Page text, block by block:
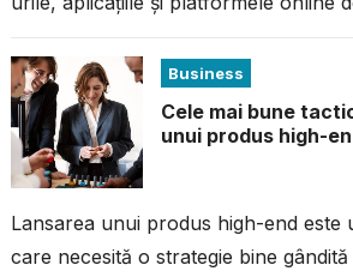
Business
Cele mai bune
unui produs high-
Lansarea unui produs high-end este
care necesită o strategie bine